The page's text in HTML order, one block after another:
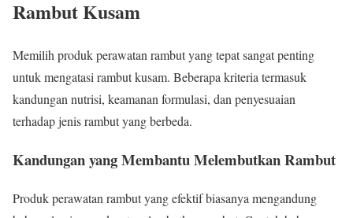
Rambut Kusam
Memilih produk perawatan rambut yang tepat sangat penting
untuk mengatasi rambut kusam. Beberapa kriteria termasuk
kandungan nutrisi, keamanan formulasi, dan penyesuaian
terhadap jenis rambut yang berbeda.
Kandungan yang Membantu Melembutkan Rambut
Produk perawatan rambut yang efektif biasanya mengandung